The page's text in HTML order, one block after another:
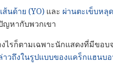
เส้นด้าย (YO) และ ผ่านตะเข็บหลุ
ญหากับพวกเขา
ไรก็ตามเฉพาะนักแสดงที่มีขอบ
าวถึงในรูปแบบของแคร็กแฮนบ